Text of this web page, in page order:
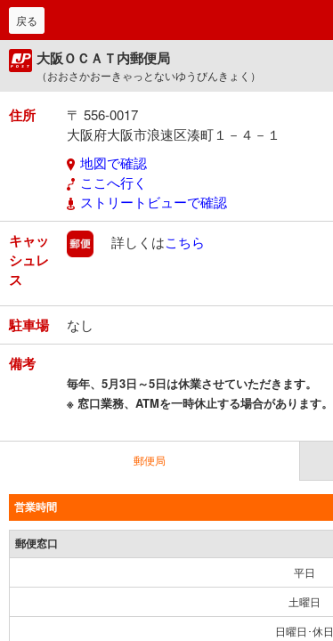
戻る
大阪ＯＣＡＴ内郵便局
（おおさかおーきゃっとないゆうびんきょく）
住所
〒 556-0017
大阪府大阪市浪速区湊町１－４－１
地図で確認
ここへ行く
ストリートビューで確認
キャッ
シュレ
ス
郵便
詳しくはこちら
駐車場 なし
備考
毎年、5月3日～5日は休業させていただきます。
※ 窓口業務、ATMを一時休止する場合があります。
郵便局
営業時間
郵便窓口
平日
土曜日
日曜日･休日